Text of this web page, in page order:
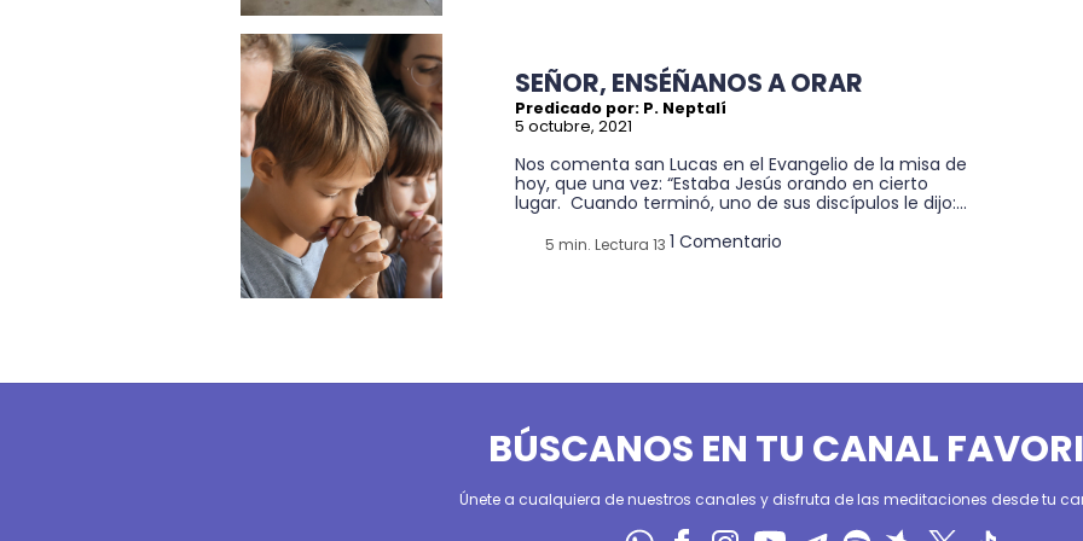
SEÑOR, ENSÉÑANOS A ORAR
Predicado por: P. Neptalí
5 octubre, 2021
Nos comenta san Lucas en el Evangelio de la misa de
hoy, que una vez: “Estaba Jesús orando en cierto
lugar. Cuando terminó, uno de sus discípulos le dijo:...
5 min. Lectura 13 1 Comentario
BÚSCANOS EN TU CANAL
Únete a cualquiera de nuestros canales y disfruta de las meditaciones desde tu